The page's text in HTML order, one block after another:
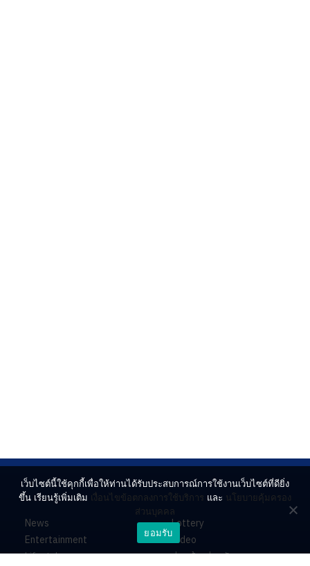
News
Entertainment
Lifestyle
Lottery
Video
ร่วมด้วยช่วยกัน
เว็บไซต์นี้ใช้คุกกี้เพื่อให้ท่านได้รับประสบการณ์การใช้งานเว็บไซต์ที่ดียิ่ง
ขึ้น เรียนรู้เพิ่มเติม เงื่อนไขข้อตกลงการใช้บริการ และ นโยบายคุ้มครอง
ส่วนบุคคล
ยอมรับ